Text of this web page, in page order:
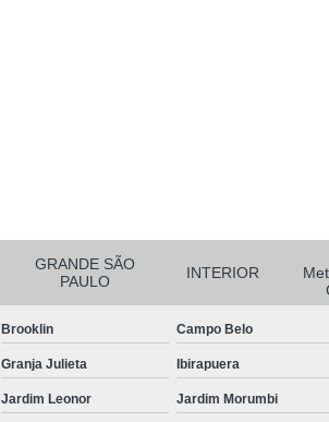
Corrimão com Ferro Tipo
Corrimão de Inox
Corrimão Escada
Corrimão Inox de Escada
Corrimão Inox para Escada
Corrimão Inox Quadrado
GRANDE SÃO
PAULO
INTERIOR
Brooklin Campo Belo
Granja Julieta Ibirapuera
Jardim Leonor Jardim Morumbi